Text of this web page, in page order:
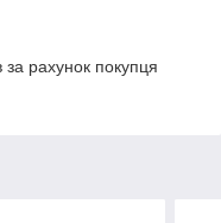
рахунок покупця